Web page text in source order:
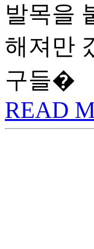
발목을
해져만
구들�
READ